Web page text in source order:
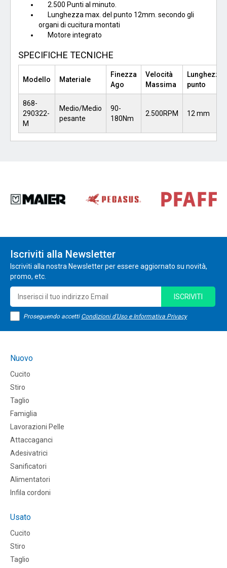
2.500 Punti al minuto.
Lunghezza max. del punto 12mm. secondo gli
organi di cucitura montati
Motore integrato
SPECIFICHE TECNICHE
Modello Materiale
Finezza
Ago
Velocità
Massima
Lunghezza
punto
868-
290322-
M
Medio/Medio
pesante
90-
180Nm
2.500RPM 12 mm
Iscriviti alla Newsletter
Iscriviti alla nostra Newsletter per essere aggiornato su novità,
promo, etc.
Proseguendo accetti Condizioni d'Uso e Informativa Privacy
ISCRIVITI
Nuovo
Cucito
Stiro
Taglio
Famiglia
Lavorazioni Pelle
Attaccaganci
Adesivatrici
Sanificatori
Alimentatori
Infila cordoni
Usato
Cucito
Stiro
Taglio